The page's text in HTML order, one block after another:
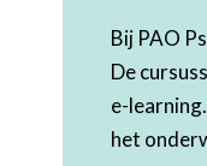
Bij PAO
De
e-
het